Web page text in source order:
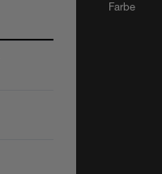
Farbe